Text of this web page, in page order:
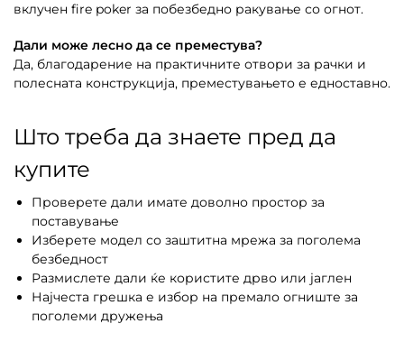
вклучен fire poker за побезбедно ракување со огнот.
Дали може лесно да се преместува?
Да, благодарение на практичните отвори за рачки и
полесната конструкција, преместувањето е едноставно.
Што треба да знаете пред да
купите
Проверете дали имате доволно простор за
поставување
Изберете модел со заштитна мрежа за поголема
безбедност
Размислете дали ќе користите дрво или јаглен
Најчеста грешка е избор на премало огниште за
поголеми дружења